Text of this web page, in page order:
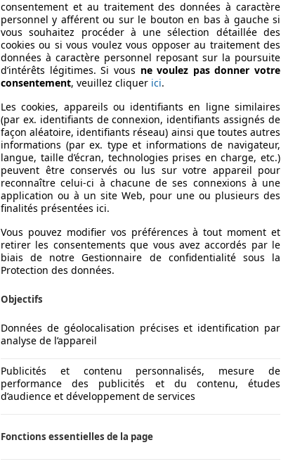
consentement et au traitement des données à caractère
personnel y afférent ou sur le bouton en bas à gauche si
vous souhaitez procéder à une sélection détaillée des
cookies ou si vous voulez vous opposer au traitement des
données à caractère personnel reposant sur la poursuite
d’intérêts légitimes. Si vous ne voulez pas donner votre
consentement, veuillez cliquer ici.
Les cookies, appareils ou identifiants en ligne similaires
(par ex. identifiants de connexion, identifiants assignés de
façon aléatoire, identifiants réseau) ainsi que toutes autres
informations (par ex. type et informations de navigateur,
langue, taille d’écran, technologies prises en charge, etc.)
peuvent être conservés ou lus sur votre appareil pour
reconnaître celui-ci à chacune de ses connexions à une
application ou à un site Web, pour une ou plusieurs des
finalités présentées ici.
Vous pouvez modifier vos préférences à tout moment et
retirer les consentements que vous avez accordés par le
biais de notre Gestionnaire de confidentialité sous la
Protection des données.
Objectifs
Données de géolocalisation précises et identification par
analyse de l’appareil
Publicités et contenu personnalisés, mesure de
performance des publicités et du contenu, études
d’audience et développement de services
Fonctions essentielles de la page